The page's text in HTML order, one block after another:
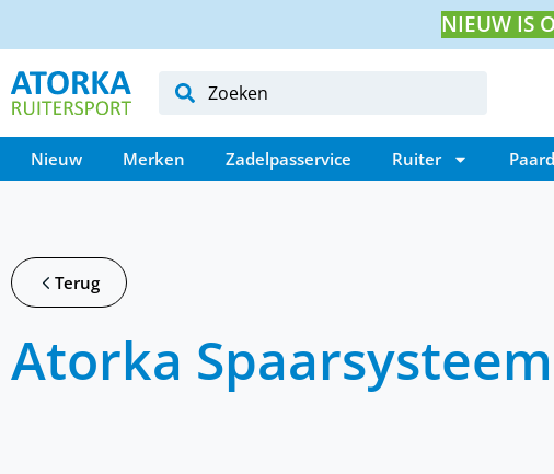
NIEUW IS
Nieuw Merken Zadelpasservice Ruiter Paard
Terug
Atorka Spaarsysteem